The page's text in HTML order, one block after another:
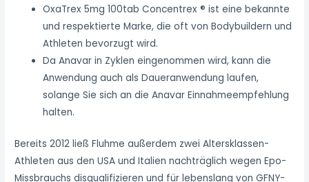
OxaTrex 5mg 100tab Concentrex ® ist eine bekannte
und respektierte Marke, die oft von Bodybuildern und
Athleten bevorzugt wird.
Da Anavar in Zyklen eingenommen wird, kann die
Anwendung auch als Daueranwendung laufen,
solange Sie sich an die Anavar Einnahmeempfehlung
halten.
Bereits 2012 ließ Fluhme außerdem zwei Altersklassen-
Athleten aus den USA und Italien nachträglich wegen Epo-
Missbrauchs disqualifizieren und für lebenslang von GFNY-